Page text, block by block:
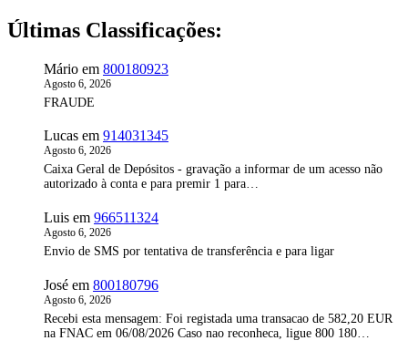
Últimas Classificações:
Mário em 800180923
Agosto 6, 2026
FRAUDE
Lucas em 914031345
Agosto 6, 2026
Caixa Geral de Depósitos - gravação a informar de um acesso não
autorizado à conta e para premir 1 para…
Luis em 966511324
Agosto 6, 2026
Envio de SMS por tentativa de transferência e para ligar
José em 800180796
Agosto 6, 2026
Recebi esta mensagem: Foi registada uma transacao de 582,20 EUR
na FNAC em 06/08/2026 Caso nao reconheca, ligue 800 180…